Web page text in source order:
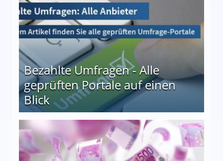
Bezahlte Umfragen - Alle
geprüften Portale auf einen
Blick
auf einen Blick